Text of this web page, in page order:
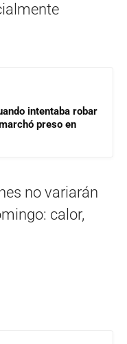
intentaba robar
preso en
no variarán
calor,